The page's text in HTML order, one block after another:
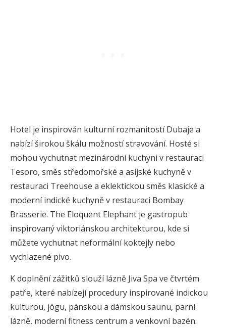
Hotel je inspirován kulturní rozmanitostí Dubaje a
nabízí širokou škálu možností stravování. Hosté si
mohou vychutnat mezinárodní kuchyni v restauraci
Tesoro, směs středomořské a asijské kuchyně v
restauraci Treehouse a eklektickou směs klasické a
moderní indické kuchyně v restauraci Bombay
Brasserie. The Eloquent Elephant je gastropub
inspirovaný viktoriánskou architekturou, kde si
můžete vychutnat neformální koktejly nebo
vychlazené pivo.
K doplnění zážitků slouží lázně Jiva Spa ve čtvrtém
patře, které nabízejí procedury inspirované indickou
kulturou, jógu, pánskou a dámskou saunu, parní
lázně, moderní fitness centrum a venkovní bazén.